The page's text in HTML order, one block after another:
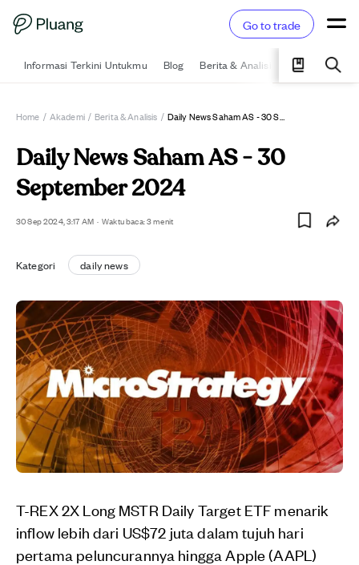
Go to trade
Informasi Terkini Untukmu Blog Berita & Analisis Pelajari
Home / Akademi / Berita & Analisis / Daily News Saham AS - 30 September 2024
Daily News Saham AS - 30
September 2024
30 Sep 2024, 3:17 AM · Waktu baca: 3 menit
Kategori daily news
T-REX 2X Long MSTR Daily Target ETF menarik
inflow lebih dari US$72 juta dalam tujuh hari
pertama peluncurannya hingga Apple (AAPL)